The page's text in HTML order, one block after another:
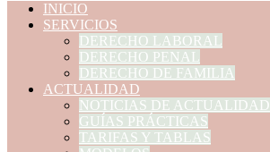
INICIO
SERVICIOS
DERECHO LABORAL
DERECHO PENAL
DERECHO DE FAMILIA
ACTUALIDAD
NOTICIAS DE ACTUALIDAD
GUÍAS PRÁCTICAS
TARIFAS Y TABLAS